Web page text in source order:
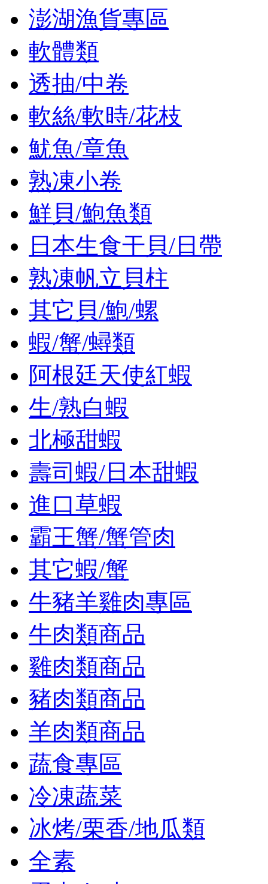
澎湖漁貨專區
軟體類
透抽/中卷
軟絲/軟時/花枝
魷魚/章魚
熟凍小卷
鮮貝/鮑魚類
日本生食干貝/日帶
熟凍帆立貝柱
其它貝/鮑/螺
蝦/蟹/蟳類
阿根廷天使紅蝦
生/熟白蝦
北極甜蝦
壽司蝦/日本甜蝦
進口草蝦
霸王蟹/蟹管肉
其它蝦/蟹
牛豬羊雞肉專區
牛肉類商品
雞肉類商品
豬肉類商品
羊肉類商品
蔬食專區
冷凍蔬菜
冰烤/栗香/地瓜類
全素